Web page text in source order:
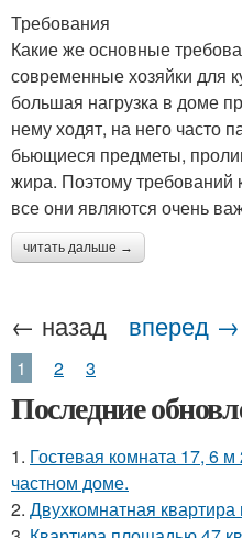
Требования
Какие же основные
современные хозяйки для
большая нагрузка в доме
нему ходят, на него часто
бьющиеся предметы,
жира. Поэтому требований
все они являются очень
читать дальше →
← назад вперед →
1 2 3
Последние
1. Гостевая комната 17, 6
частном доме.
2. Двухкомнатная